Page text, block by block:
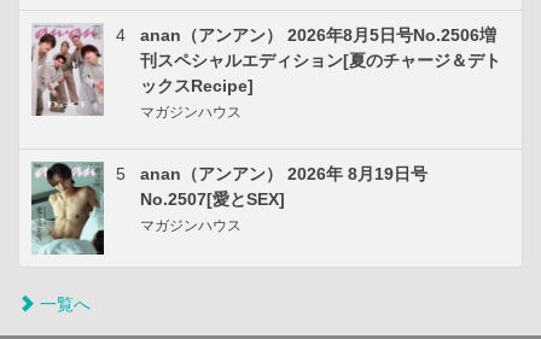
4
anan（アンアン） 2026年8月5日号No.2506増
刊スペシャルエディション[夏のチャージ＆デト
ックスRecipe]
マガジンハウス
5
anan（アンアン） 2026年 8月19日号
No.2507[愛とSEX]
マガジンハウス
一覧へ